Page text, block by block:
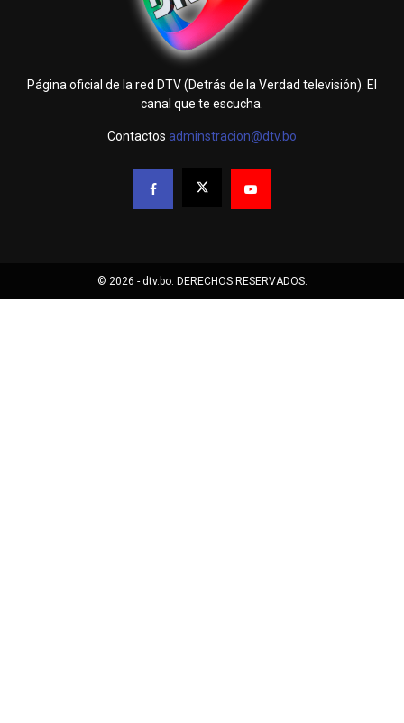
Página oficial de la red DTV (Detrás de la Verdad televisión). El
canal que te escucha.
Contactos adminstracion@dtv.bo
© 2026 - dtv.bo. DERECHOS RESERVADOS.